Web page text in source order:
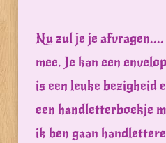
Nu zul je je
mee. Je kan een
is een leuke bezigheid
een handletterboekje
ik ben gaan